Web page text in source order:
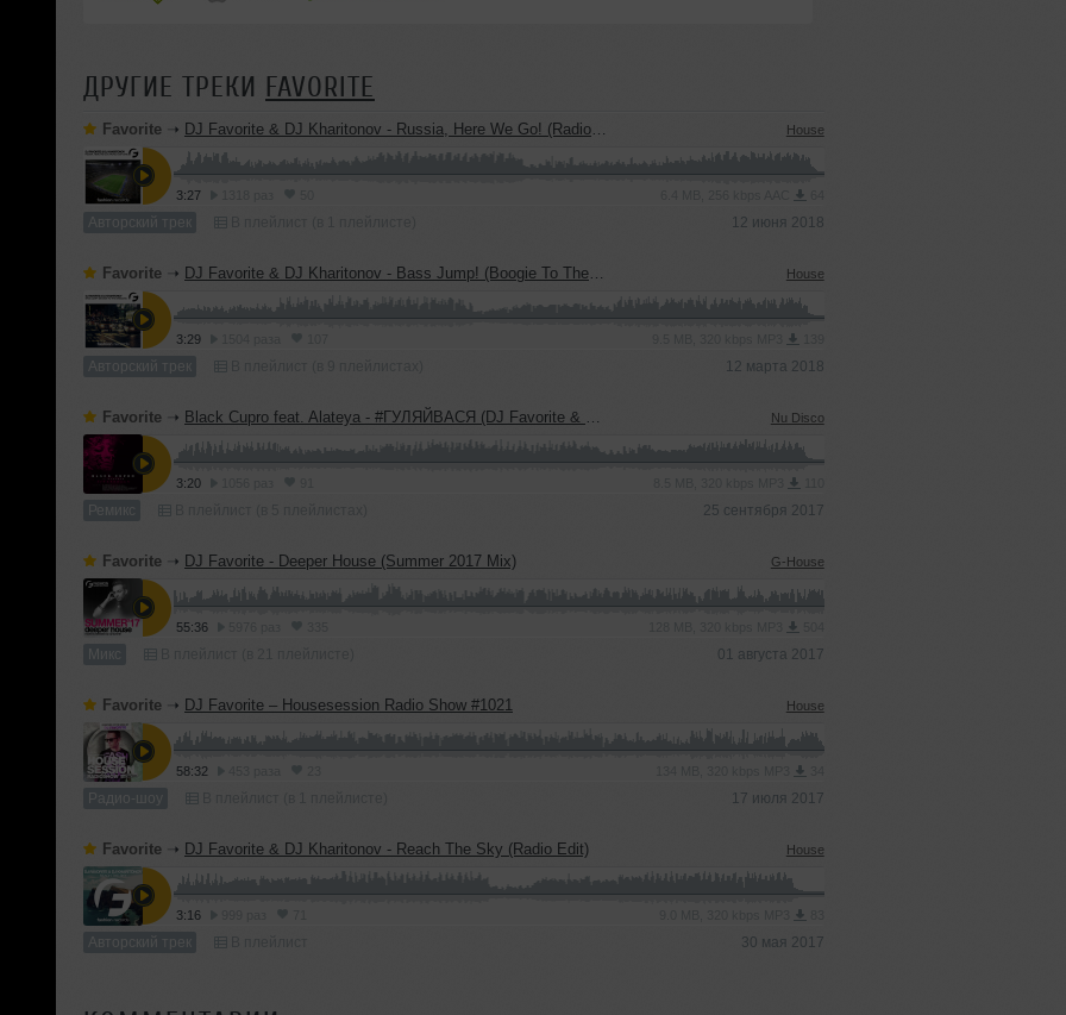
ДРУГИЕ ТРЕКИ FAVORITE
Favorite ➝ DJ Favorite & DJ Kharitonov - Russia, Here We Go! (Radio Edit) House
3:27
Авторский трек 12 июня 2018
Favorite ➝ DJ Favorite & DJ Kharitonov - Bass Jump! (Boogie To The Bassline) (Radio Edit) House
3:29
Авторский трек 12 марта 2018
Favorite ➝ Black Cupro feat. Alateya - #ГУЛЯЙВАСЯ (DJ Favorite & DJ Kharitonov Radio Edit) Nu Disco
3:20
Ремикс 25 сентября 2017
Favorite ➝ DJ Favorite - Deeper House (Summer 2017 Mix) G-House
55:36
Микс 01 августа 2017
Favorite ➝ DJ Favorite – Housesession Radio Show #1021 House
58:32
Радио-шоу 17 июля 2017
Favorite ➝ DJ Favorite & DJ Kharitonov - Reach The Sky (Radio Edit) House
3:16
Авторский трек 30 мая 2017